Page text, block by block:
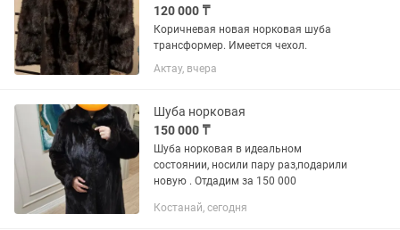
120 000 ₸
Коричневая новая норковая шуба
трансформер. Имеется чехол.
Актау, вчера
Шуба норковая
150 000 ₸
Шуба норковая в идеальном
состоянии, носили пару раз,подарили
новую . Отдадим за 150 000
Костанай, сегодня